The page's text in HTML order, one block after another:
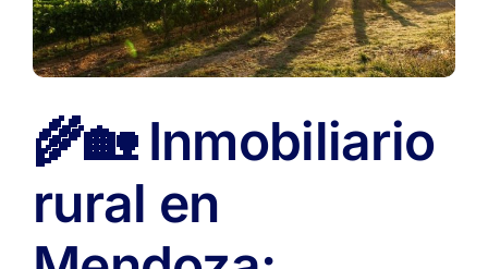
🌾🏡 Inmobiliario
rural en